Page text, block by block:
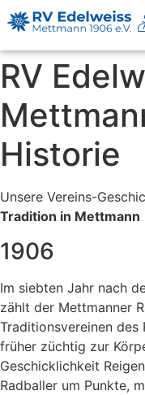
RV
Historie
Unsere Vereins-
Tradition in Mettmann
1906
Im siebten Jahr nach
zählt der Mettmanner
Traditionsvereinen des
früher züchtig zur
Geschicklichkeit
Radballer um Punkte,